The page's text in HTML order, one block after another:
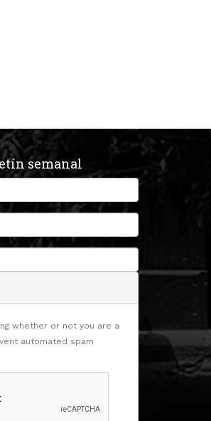
semanal
whether or not you are a
automated spam